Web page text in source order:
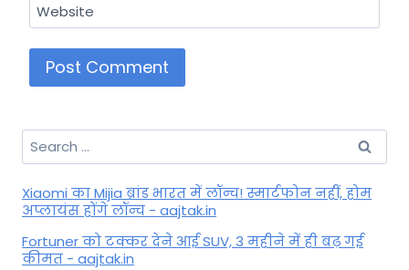
Website
Search
for:
Xiaomi का Mijia ब्रांड भारत में लॉन्च! स्मार्टफोन नहीं, होम
अप्लायंस होंगे लॉन्च - aajtak.in
Fortuner को टक्कर देने आई SUV, 3 महीने में ही बढ़ गई
कीमत - aajtak.in